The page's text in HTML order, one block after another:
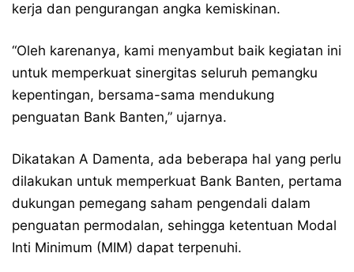
kerja dan pengurangan angka kemiskinan.
“Oleh karenanya, kami menyambut baik kegiatan ini
untuk memperkuat sinergitas seluruh pemangku
kepentingan, bersama-sama mendukung
penguatan Bank Banten,” ujarnya.
Dikatakan A Damenta, ada beberapa hal yang perlu
dilakukan untuk memperkuat Bank Banten, pertama
dukungan pemegang saham pengendali dalam
penguatan permodalan, sehingga ketentuan Modal
Inti Minimum (MIM) dapat terpenuhi.